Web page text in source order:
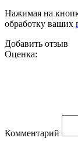
Нажимая на
обработку ваших
Добавить отзыв
Оценка:
Комментарий